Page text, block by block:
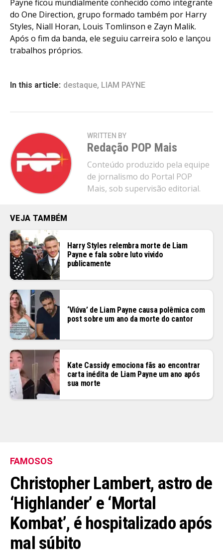
Payne ficou mundialmente conhecido como integrante
do One Direction, grupo formado também por Harry
Styles, Niall Horan, Louis Tomlinson e Zayn Malik.
Após o fim da banda, ele seguiu carreira solo e lançou
trabalhos próprios.
In this article: destaque, LIAM PAYNE
WRITTEN BY
Redação POP Mais
Conteúdo produzido pela equipe
de jornalismo do Portal POP
Mais, sob supervisão editorial.
VEJA TAMBÉM
Harry Styles relembra morte de Liam
Payne e fala sobre luto vivido
publicamente
‘Viúva’ de Liam Payne causa polêmica com
post sobre um ano da morte do cantor
Kate Cassidy emociona fãs ao encontrar
carta inédita de Liam Payne um ano após
sua morte
FAMOSOS
Christopher Lambert, astro de
‘Highlander’ e ‘Mortal
Kombat’, é hospitalizado após
mal súbito